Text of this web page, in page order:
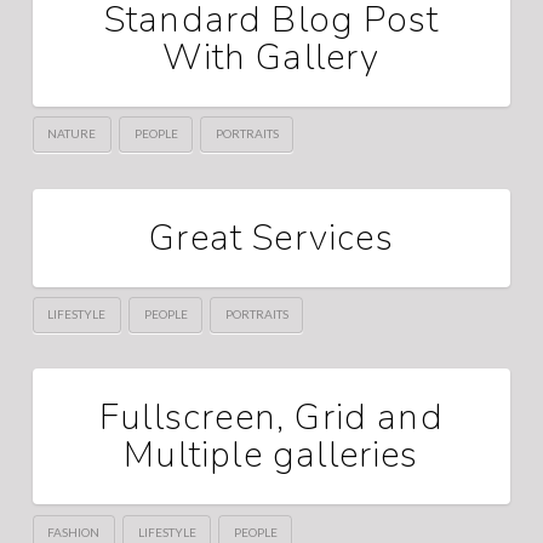
Standard Blog Post
With Gallery
NATURE PEOPLE PORTRAITS
Great Services
LIFESTYLE PEOPLE PORTRAITS
Fullscreen, Grid and
Multiple galleries
FASHION LIFESTYLE PEOPLE